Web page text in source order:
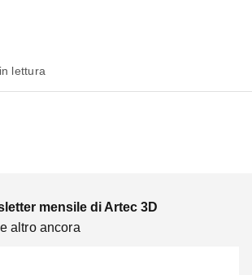
lettura
mensile di Artec 3D
altro ancora